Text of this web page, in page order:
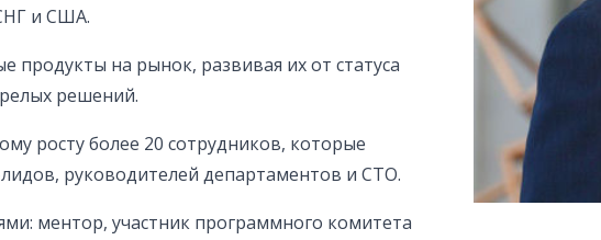
и США.
продукты на рынок, развивая их от статуса
решений.
росту более 20 сотрудников, которые
руководителей департаментов и CТО.
ментор, участник программного комитета